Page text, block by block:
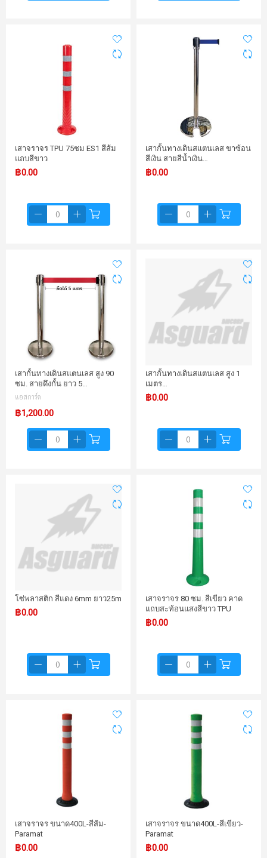
เสาจราจร TPU 75ซม ES1 สีส้ม
แถบสีขาว
฿0.00
เสากั้นทางเดินสแตนเลส ขาซ้อน
สีเงิน สายสีน้ำเงิน…
฿0.00
เสากั้นทางเดินสแตนเลส สูง 90
ซม. สายดึงกั้น ยาว 5…
แอสการ์ด
฿1,200.00
เสากั้นทางเดินสแตนเลส สูง 1
เมตร…
฿0.00
โซ่พลาสติก สีแดง 6mm ยาว25m
฿0.00
เสาจราจร 80 ซม. สีเขียว คาด
แถบสะท้อนแสงสีขาว TPU
฿0.00
เสาจราจร ขนาด400L-สีส้ม-
Paramat
฿0.00
เสาจราจร ขนาด400L-สีเขียว-
Paramat
฿0.00